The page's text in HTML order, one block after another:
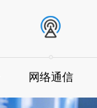
网络通信